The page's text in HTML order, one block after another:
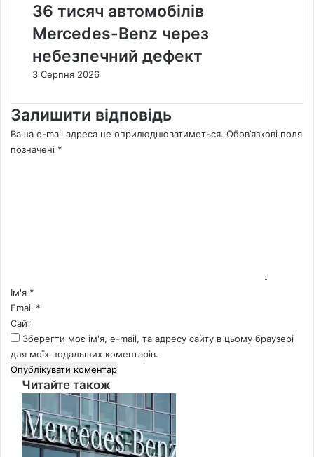
36 тисяч автомобілів
Mercedes-Benz через
небезпечний дефект
3 Серпня 2026
Залишити відповідь
Ваша e-mail адреса не оприлюднюватиметься. Обов’язкові поля
позначені *
*Ім'я *
Email *
Сайт
Зберегти моє ім'я, e-mail, та адресу сайту в цьому браузері
для моїх подальших коментарів.
Читайте також